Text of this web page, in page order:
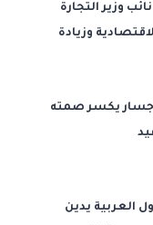
وزير التجارة
وزيادة
جسار يكسر صمته
العربية يدين